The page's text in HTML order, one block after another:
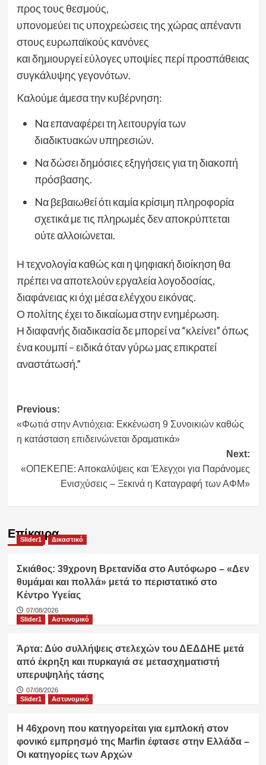
προς τους θεσμούς,
υπονομεύει τις υποχρεώσεις της χώρας απέναντι
στους ευρωπαϊκούς κανόνες
και δημιουργεί εύλογες υποψίες περί προσπάθειας
συγκάλυψης γεγονότων.
Kαλούμε άμεσα την κυβέρνηση:
Nα επαναφέρει τη λειτουργία των
διαδικτυακών υπηρεσιών.
Nα δώσει δημόσιες εξηγήσεις για τη διακοπή
πρόσβασης.
Nα βεβαιωθεί ότι καμία κρίσιμη πληροφορία
σχετικά με τις πληρωμές δεν αποκρύπτεται
ούτε αλλοιώνεται.
Η τεχνολογία καθώς και η ψηφιακή διοίκηση θα
πρέπει να αποτελούν εργαλεία λογοδοσίας,
διαφάνειας κι όχι μέσα ελέγχου εικόνας.
Ο πολίτης έχει το δικαίωμα στην ενημέρωση.
Η διαφανής διαδικασία δε μπορεί να “κλείνει” όπως
ένα κουμπί – ειδικά όταν γύρω μας επικρατεί
αναστάτωσή.”
Post
navigation
Previous:
«Φωτιά στην Αντιόχεια: Εκκένωση 9 Συνοικιών καθώς
η κατάσταση επιδεινώνεται δραματικά»
Next:
«ΟΠΕΚΕΠΕ: Αποκαλύψεις και Έλεγχοι για Παράνομες
Ενισχύσεις – Ξεκινά η Καταγραφή των ΑΦΜ»
Επίκαιρα
Slider1 Δικαστικό
Σκιάθος: 39χρονη Βρετανίδα στο Αυτόφωρο – «Δεν
θυμάμαι και πολλά» μετά το περιστατικό στο
Κέντρο Υγείας
07/08/2026
Slider1
Αστυνομικό
Άρτα: Δύο συλλήψεις στελεχών του ΔΕΔΔΗΕ μετά
από έκρηξη και πυρκαγιά σε μετασχηματιστή
υπερυψηλής τάσης
07/08/2026
Slider1
Αστυνομικό
Η 46χρονη που κατηγορείται για εμπλοκή στον
φονικό εμπρησμό της Marfin έφτασε στην Ελλάδα –
Οι κατηγορίες των Αρχών